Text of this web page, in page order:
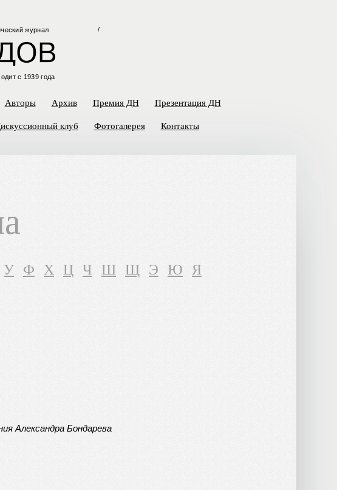
журнал
с 1939 года
/
Авторы Архив Премия ДН Презентация ДН
клуб Фотогалерея Контакты
У Ф Х Ц Ч Ш Щ Э Ю Я
Александра Бондарева